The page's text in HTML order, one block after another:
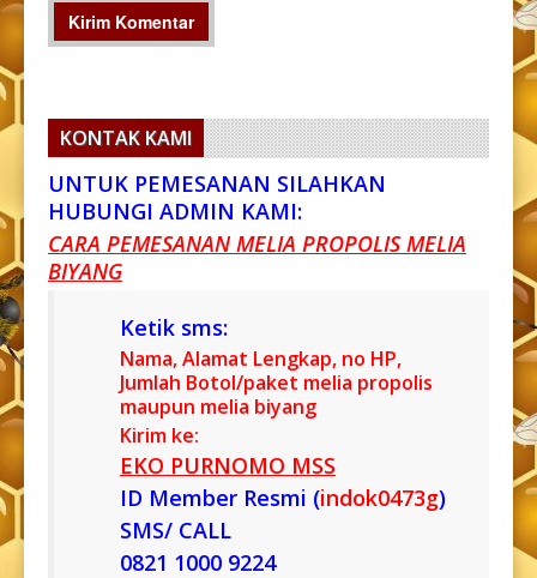
KONTAK KAMI
UNTUK PEMESANAN SILAHKAN
HUBUNGI ADMIN KAMI:
CARA PEMESANAN MELIA PROPOLIS MELIA
BIYANG
Ketik sms:
Nama, Alamat Lengkap, no HP,
Jumlah Botol/paket melia propolis
maupun melia biyang
Kirim ke:
EKO PURNOMO MSS
ID Member Resmi (indok0473g)
SMS/ CALL
0821 1000 9224